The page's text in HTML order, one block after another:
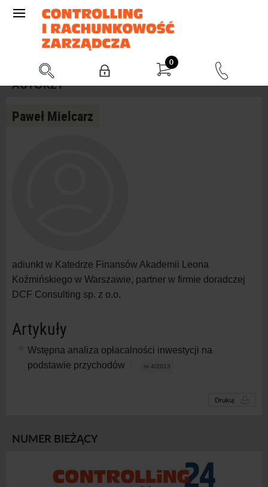
0
AUTORZY
Paweł Mielcarz
adiunkt w Katedrze Finansów Akademii Leona
Koźmińskiego w Warszawie, partner w firmie doradczej
DCF Consulting sp. z o.o.
Artykuły
Wstępna analiza opłacalności inwestycji na
podstawie przychodów
nr 4/2013
Drukuj
NUMER BIEŻĄCY